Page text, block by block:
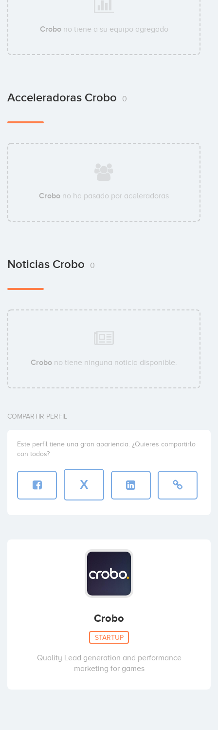
Crobono tiene a su equipo agregado
Acceleradoras Crobo 0
Crobo no ha pasado por aceleradoras
Noticias Crobo 0
Crobo no tiene ninguna noticia disponible.
COMPARTIR PERFIL
Este perfil tiene una gran apariencia. ¿Quieres compartirlo
con todos?
X
Crobo
STARTUP
Quality Lead generation and performance
marketing for games